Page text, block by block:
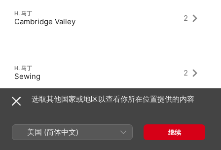
H. 马丁
Cambridge Valley 2
H. 马丁
Sewing 2
选取其他国家或地区以查看你所在位置提供的内容
美国 (简体中文) 继续